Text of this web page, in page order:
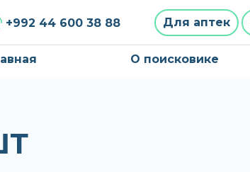
+992 44 600 38 88 Для аптек
О поисковике